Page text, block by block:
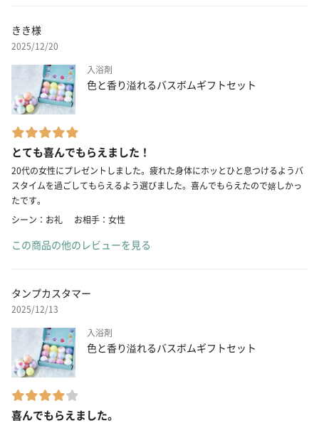
きき様
2025/12/20
入浴剤
色と香り溢れるバスボムギフトセット
とても喜んでもらえました！
20代の女性にプレゼントしました。疲れた身体にホッとひと息つけるようバ
スタイムを過ごしてもらえるよう選びました。喜んでもらえたので嬉しかっ
たです。
シーン：お礼
お相手：女性
この商品の他のレビューを見る
タンプカスタマー
2025/12/13
入浴剤
色と香り溢れるバスボムギフトセット
喜んでもらえました。